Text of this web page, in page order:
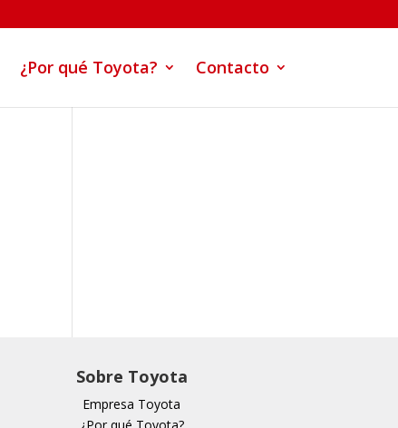
¿Por qué Toyota? Contacto
Sobre Toyota
Empresa Toyota